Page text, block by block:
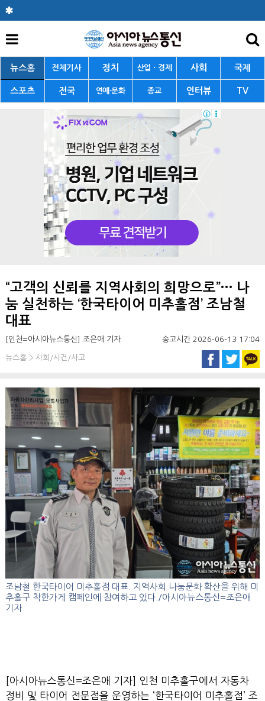
뉴스홈 전체기사 정치 산업ㆍ경제 사회 국제
스포츠 전국 연예·문화 종교 인터뷰 TV
“고객의 신뢰를 지역사회의 희망으로”··· 나
눔 실천하는 ‘한국타이어 미추홀점’ 조남철
대표
[인천=아시아뉴스통신] 조은애 기자 송고시간 2026-06-13 17:04
뉴스홈 > 사회/사건/사고
조남철 한국타이어 미추홀점 대표. 지역사회 나눔문화 확산을 위해 미
추홀구 착한가게 캠페인에 참여하고 있다./아시아뉴스통신=조은애
기자
[아시아뉴스통신=조은애 기자] 인천 미추홀구에서 자동차
정비 및 타이어 전문점을 운영하는 ‘한국타이어 미추홀점’ 조